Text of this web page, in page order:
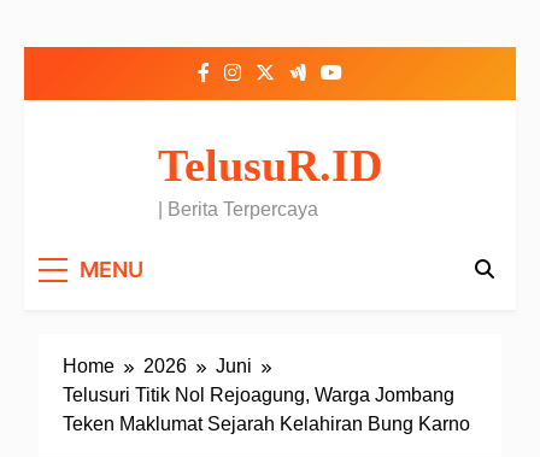
TelusuR.ID
| Berita Terpercaya
MENU
Home 2026
Juni
Telusuri Titik Nol Rejoagung, Warga Jombang
Teken Maklumat Sejarah Kelahiran Bung Karno